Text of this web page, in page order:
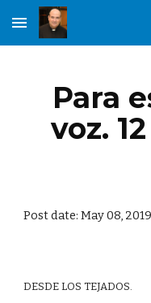
Skip to main content
Para
voz.
Post date: May 08,
DESDE LOS TEJADOS.